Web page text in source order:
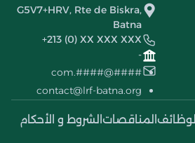
G5V7+HRV, Rte de Biskra,
Batna
+213 (0) XX XXX XXX
-
####@####.com
contact@lrf-batna.org
الوظائف المناقصات الشروط و الأحكام